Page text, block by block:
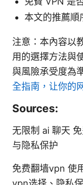
本文的推薦順
注意：本內容以
用的選擇方法與
與風險承受度為
全指南，让你的
Sources:
无限制 ai 聊天
与隐私保护
免费翻墙vpn 使